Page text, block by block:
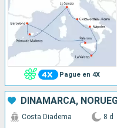
Pague en 4X
DINAMARCA,
Costa Diadema 8 d